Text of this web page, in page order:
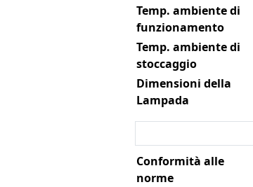
Temp. ambiente di
funzionamento
Temp. ambiente di
stoccaggio
Dimensioni della
Lampada
Conformità alle
norme